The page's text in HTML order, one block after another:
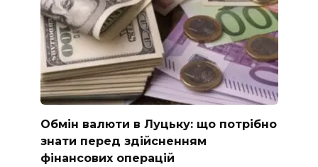
Обмін валюти в Луцьку: що потрібно
знати перед здійсненням
фінансових операцій